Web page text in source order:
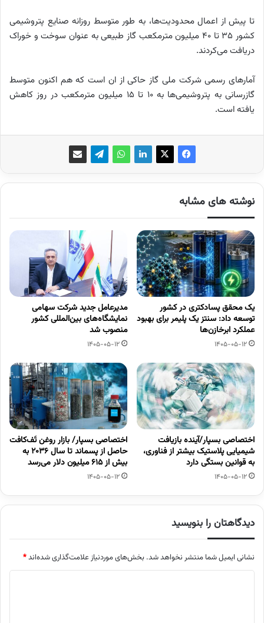
تا پیش از اعمال محدودیت‌ها، به طور متوسط روزانه صنایع پتروشیمی
کشور 35 تا 40 میلیون مترمکعب گاز طبیعی به عنوان سوخت و خوراک
دریافت می‌کردند.
آمارهای رسمی شرکت ملی گاز حاکی از ان است که هم اکنون متوسط
گازرسانی به پتروشیمی‌ها به 10 تا 15 میلیون مترمکعب در روز کاهش
یافته است.
نوشته های مشابه
یک محقق پسادکتری در کشور
توسعه داد: سنتز یک پلیمر برای بهبود
عملکرد ابرخازن‌ها
1405-05-12
مدیرعامل جدید شرکت سهامی
نمایشگاه‌های بین‌المللی کشور
منصوب شد
1405-05-12
اختصاصی بسپار/آینده بازیافت
شیمیایی پلاستیک بیشتر از فناوری،
به قوانین بستگی دارد
1405-05-12
اختصاصی بسپار/ بازار روغن تَف‌کافت
حاصل از پسماند تا سال ۲۰۳۶ به
بیش از ۶۱۵ میلیون دلار می‌رسد
1405-05-12
دیدگاهتان را بنویسید
نشانی ایمیل شما منتشر نخواهد شد. بخش‌های موردنیاز علامت‌گذاری شده‌اند*